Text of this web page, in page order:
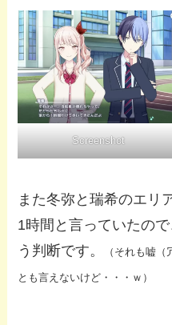
Screenshot
また冬弥と瑞希のエリ
1時間と言っていたの
う判断です。
（それも嘘
とも言えないけど・・・ｗ）